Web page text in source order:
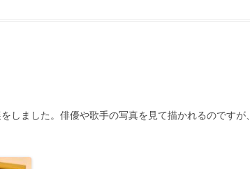
しました。俳優や歌手の写真を見て描かれるのですが、